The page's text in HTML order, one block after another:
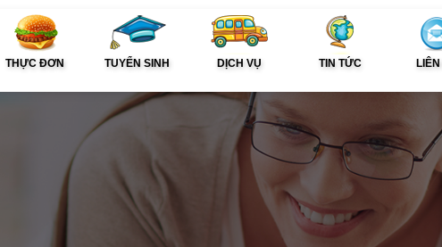
THỰC ĐƠN TUYỂN SINH DỊCH VỤ TIN TỨC